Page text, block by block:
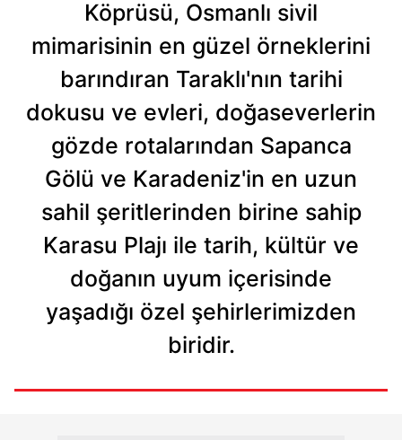
Köprüsü, Osmanlı sivil
mimarisinin en güzel örneklerini
barındıran Taraklı'nın tarihi
dokusu ve evleri, doğaseverlerin
gözde rotalarından Sapanca
Gölü ve Karadeniz'in en uzun
sahil şeritlerinden birine sahip
Karasu Plajı ile tarih, kültür ve
doğanın uyum içerisinde
yaşadığı özel şehirlerimizden
biridir.